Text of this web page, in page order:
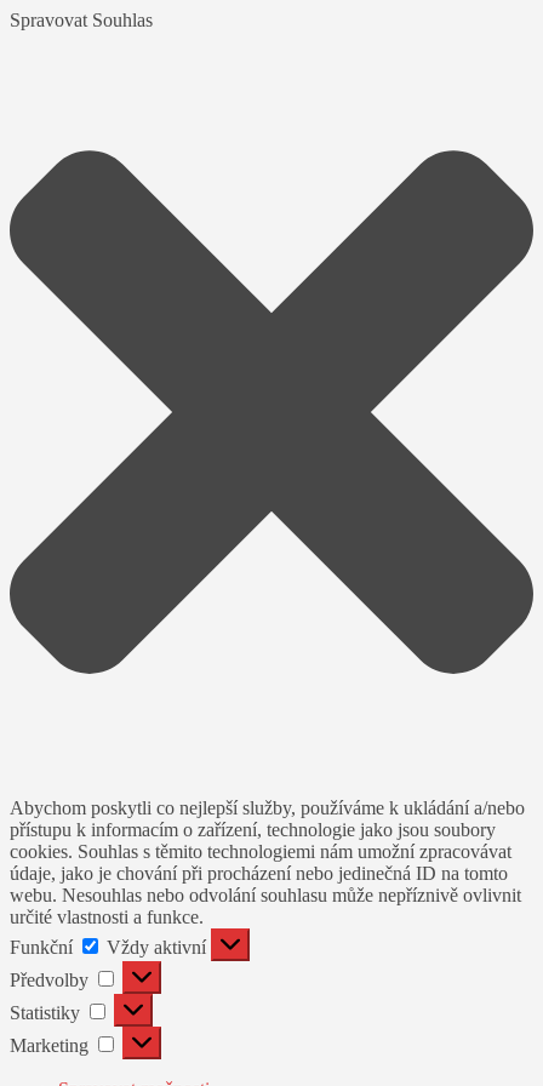
Spravovat Souhlas
Abychom poskytli co nejlepší služby, používáme k ukládání a/nebo
přístupu k informacím o zařízení, technologie jako jsou soubory
cookies. Souhlas s těmito technologiemi nám umožní zpracovávat
údaje, jako je chování při procházení nebo jedinečná ID na tomto
webu. Nesouhlas nebo odvolání souhlasu může nepříznivě ovlivnit
určité vlastnosti a funkce.
Funkční
Funkční
Vždy aktivní
Předvolby
Předvolby
Statistiky Statistiky
Marketing Marketing